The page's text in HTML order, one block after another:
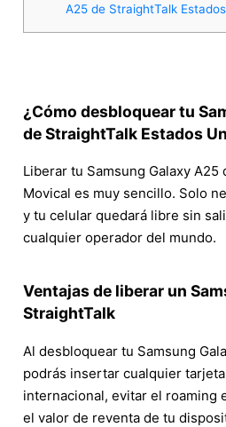
A25 de StraightTalk
¿Cómo desbloquear tu
de StraightTalk Estados
Liberar tu Samsung Galaxy A25
Movical es muy sencillo. Solo
y tu celular quedará libre sin
cualquier operador del mundo.
Ventajas de liberar un
StraightTalk
Al desbloquear tu Samsung
podrás insertar cualquier
internacional, evitar el roaming
el valor de reventa de tu